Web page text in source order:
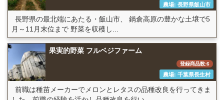
農場: 長野県飯山市
長野県の最北端にあたる・飯山市、 鍋倉高原の豊かな土壌で5
月～11月末位まで 野菜を収穫し...
果実的野菜 フルベジファーム
登録商品数:6
農場: 千葉県長生村
前職は種苗メーカーでメロンとレタスの品種改良を行ってきま